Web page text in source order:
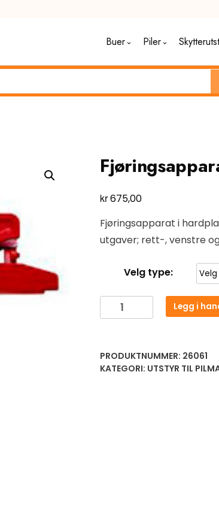
Buer Piler
kr675,00
Fjøringsapparat i
utgaver; rett-, venstre
Velg type:
Legg i
PRODUKTNUMMER: 26061
KATEGORI: UTSTYR TIL